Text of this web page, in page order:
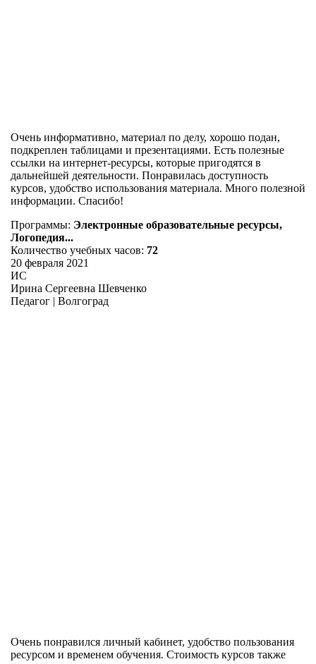
Очень информативно, материал по делу, хорошо подан,
подкреплен таблицами и презентациями. Есть полезные
ссылки на интернет-ресурсы, которые пригодятся в
дальнейшей деятельности. Понравилась доступность
курсов, удобство использования материала. Много полезной
информации. Спасибо!
Программы: Электронные образовательные ресурсы,
Логопедия...
Количество учебных часов: 72
20 февраля 2021
ИС
Ирина Сергеевна Шевченко
Педагог | Волгоград
Очень понравился личный кабинет, удобство пользования
ресурсом и временем обучения. Стоимость курсов также